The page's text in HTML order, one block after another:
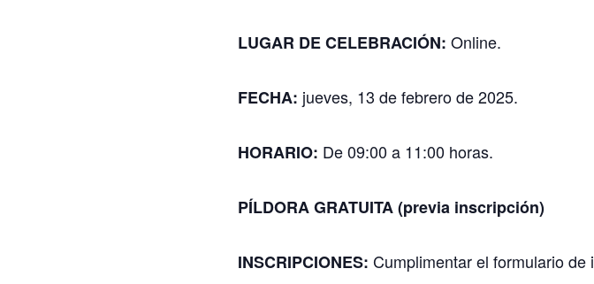
LUGAR DE CELEBRACIÓN: Online.
FECHA: jueves, 13 de febrero de 2025.
HORARIO: De 09:00 a 11:00 horas.
PÍLDORA GRATUITA (previa inscripción)
INSCRIPCIONES: Cumplimentar el formulario